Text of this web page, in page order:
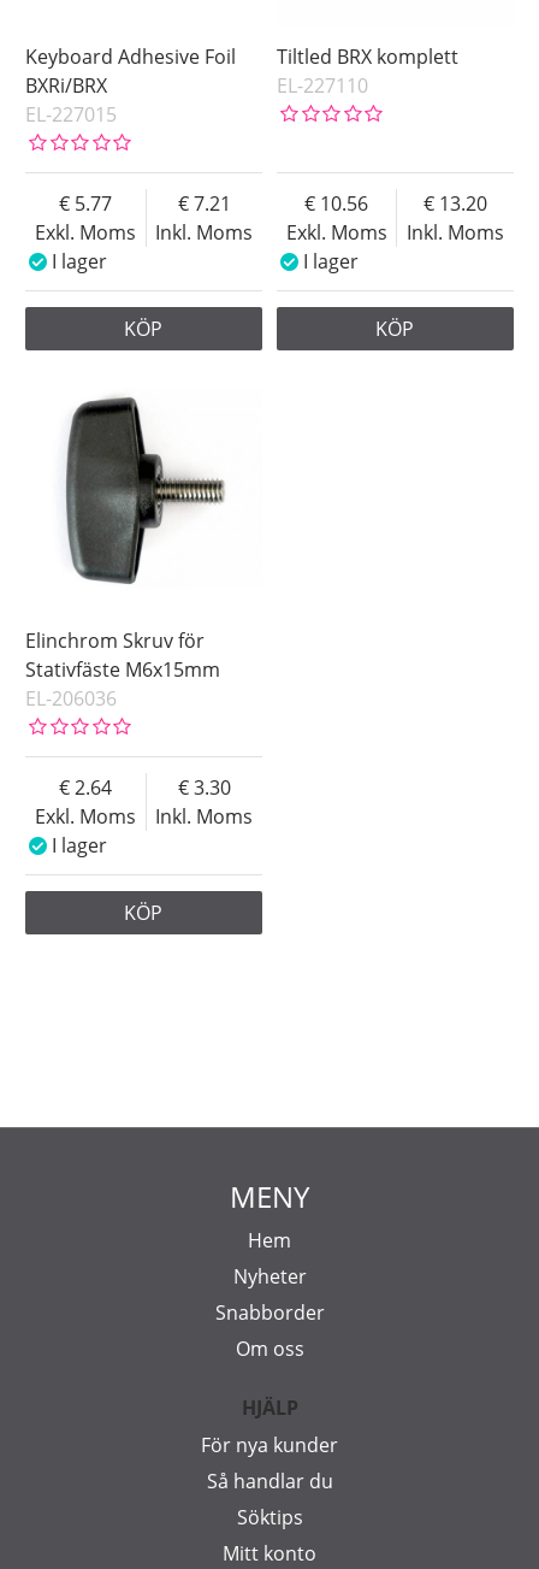
Keyboard Adhesive Foil
BXRi/BRX
EL-227015
Exkl. Moms
5.77
Inkl. Moms
7.21
I lager
KÖP
Tiltled BRX komplett
EL-227110
Exkl. Moms
10.56
Inkl. Moms
13.20
I lager
KÖP
Elinchrom Skruv för
Stativfäste M6x15mm
EL-206036
Exkl. Moms
2.64
Inkl. Moms
3.30
I lager
KÖP
MENY
Hem
Nyheter
Snabborder
Om oss
HJÄLP
För nya kunder
Så handlar du
Söktips
Mitt konto